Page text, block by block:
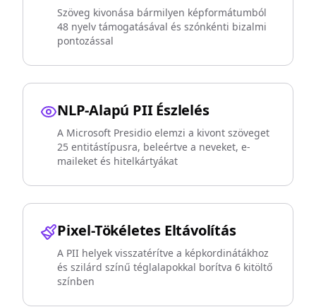
Szöveg kivonása bármilyen képformátumból
48 nyelv támogatásával és szónkénti bizalmi
pontozással
NLP-Alapú PII Észlelés
A Microsoft Presidio elemzi a kivont szöveget
25 entitástípusra, beleértve a neveket, e-
maileket és hitelkártyákat
Pixel-Tökéletes Eltávolítás
A PII helyek visszatérítve a képkordinátákhoz
és szilárd színű téglalapokkal borítva 6 kitöltő
színben